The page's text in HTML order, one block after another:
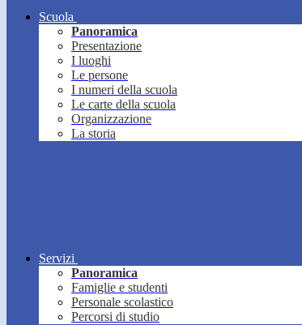
Scuola
Panoramica
Presentazione
I luoghi
Le persone
I numeri della scuola
Le carte della scuola
Organizzazione
La storia
Servizi
Panoramica
Famiglie e studenti
Personale scolastico
Percorsi di studio